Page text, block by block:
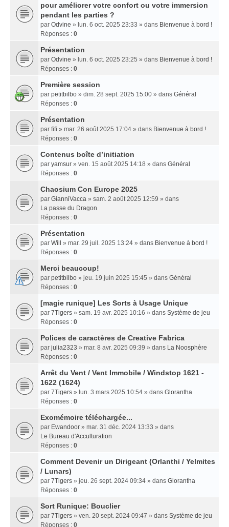
pour améliorer votre confort ou votre immersion
pendant les parties ?
par Odvine » lun. 6 oct. 2025 23:33 » dans Bienvenue à bord !
Réponses : 0
Présentation
par Odvine » lun. 6 oct. 2025 23:25 » dans Bienvenue à bord !
Réponses : 0
Première session
par petitbilbo » dim. 28 sept. 2025 15:00 » dans Général
Réponses : 0
Présentation
par fifi » mar. 26 août 2025 17:04 » dans Bienvenue à bord !
Réponses : 0
Contenus boîte d’initiation
par yamsur » ven. 15 août 2025 14:18 » dans Général
Réponses : 0
Chaosium Con Europe 2025
par GianniVacca » sam. 2 août 2025 12:59 » dans
La passe du Dragon
Réponses : 0
Présentation
par Will » mar. 29 juil. 2025 13:24 » dans Bienvenue à bord !
Réponses : 0
Merci beaucoup!
par petitbilbo » jeu. 19 juin 2025 15:45 » dans Général
Réponses : 0
[magie runique] Les Sorts à Usage Unique
par 7Tigers » sam. 19 avr. 2025 10:16 » dans Système de jeu
Réponses : 0
Polices de caractères de Creative Fabrica
par julia2323 » mar. 8 avr. 2025 09:39 » dans La Noosphère
Réponses : 0
Arrêt du Vent / Vent Immobile / Windstop 1621 -
1622 (1624)
par 7Tigers » lun. 3 mars 2025 10:54 » dans Glorantha
Réponses : 0
Exomémoire téléchargée...
par Ewandoor » mar. 31 déc. 2024 13:33 » dans
Le Bureau d'Acculturation
Réponses : 0
Comment Devenir un Dirigeant (Orlanthi / Yelmites
/ Lunars)
par 7Tigers » jeu. 26 sept. 2024 09:34 » dans Glorantha
Réponses : 0
Sort Runique: Bouclier
par 7Tigers » ven. 20 sept. 2024 09:47 » dans Système de jeu
Réponses : 0